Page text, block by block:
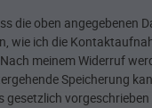
die oben angegebenen
wie ich die
meinem Widerruf
Speicherung
gesetzlich